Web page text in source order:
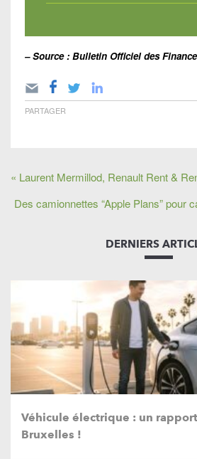
– Source : Bulletin Officiel des
PARTAGER
« Laurent Mermillod, Renault Rent &
Des camionnettes “Apple Plans” pour
DERNIERS
Véhicule électrique : un
Bruxelles !